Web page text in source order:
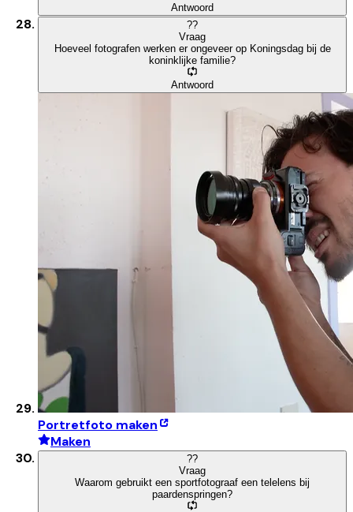
Antwoord
??
Vraag
Hoeveel fotografen werken er ongeveer op Koningsdag bij de
koninklijke familie?
Antwoord
Portretfoto maken
Maken
??
Vraag
Waarom gebruikt een sportfotograaf een telelens bij
paardenspringen?